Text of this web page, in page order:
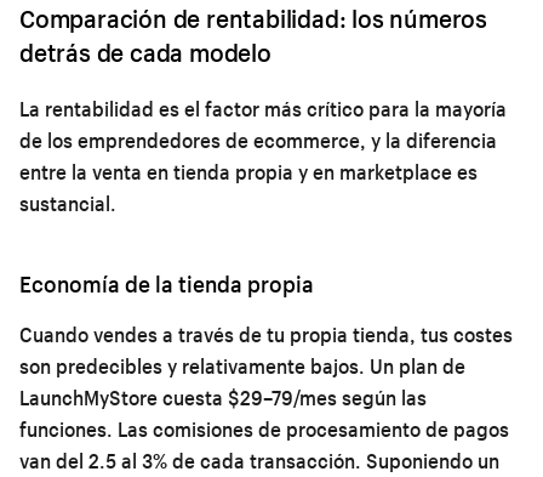
Comparación de rentabilidad: los números
detrás de cada modelo
La rentabilidad es el factor más crítico para la mayoría
de los emprendedores de ecommerce, y la diferencia
entre la venta en tienda propia y en marketplace es
sustancial.
Economía de la tienda propia
Cuando vendes a través de tu propia tienda, tus costes
son predecibles y relativamente bajos. Un plan de
LaunchMyStore cuesta $29–79/mes según las
funciones. Las comisiones de procesamiento de pagos
van del 2.5 al 3% de cada transacción. Suponiendo un